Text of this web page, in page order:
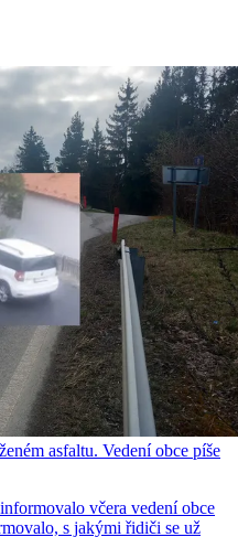
asfaltu. Vedení obce píše
včera vedení obce
s jakými řidiči se už